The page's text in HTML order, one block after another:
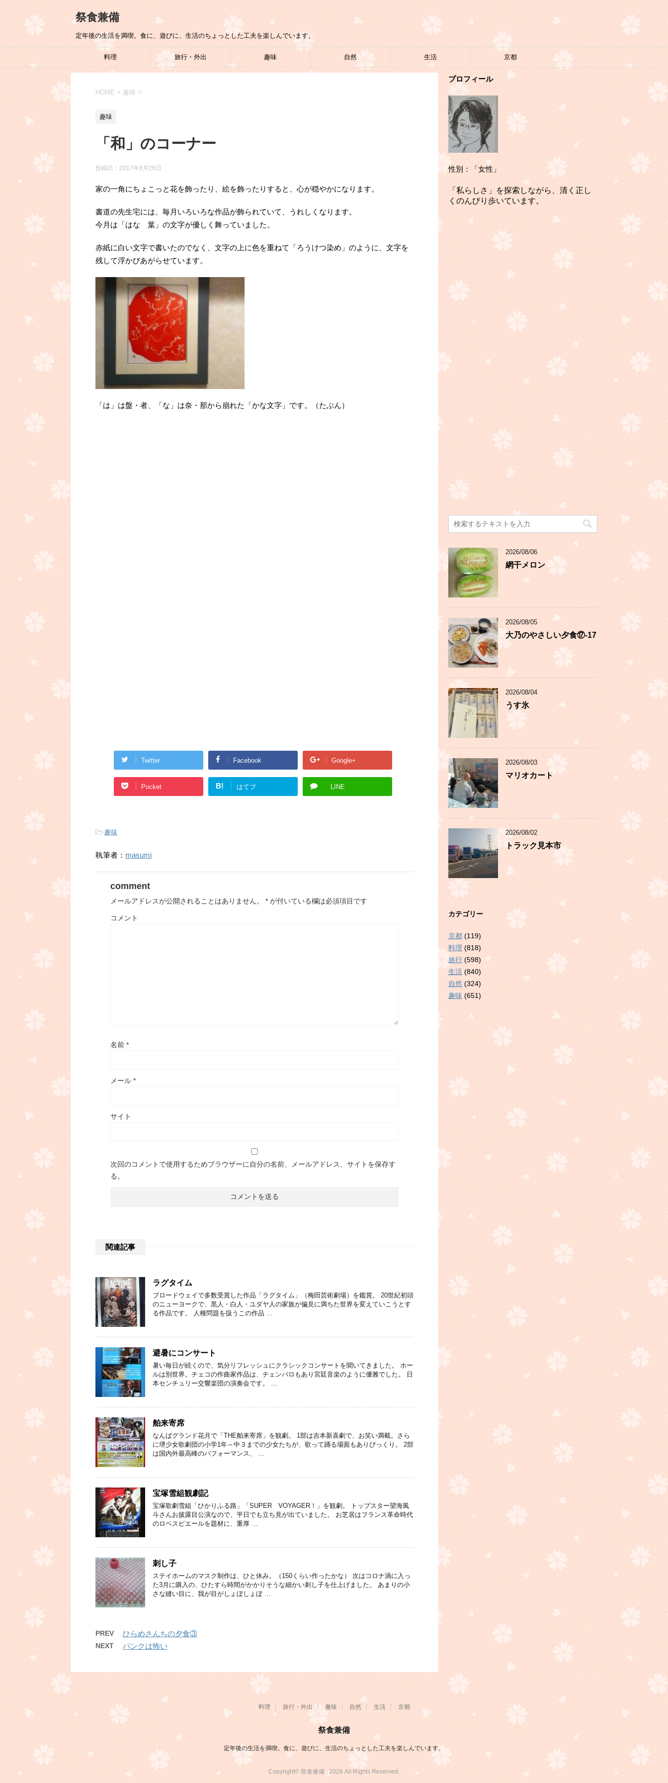
祭食兼備
定年後の生活を満喫。食に、遊びに、生活のちょっとした工夫を楽しんでいます。
料理 旅行・外出 趣味 自然 生活 京都
HOME > 趣味 >
趣味
「和」のコーナー
投稿日： 2017年8月26日
家の一角にちょこっと花を飾ったり、絵を飾ったりすると、心が穏やかになります。
書道の先生宅には、毎月いろいろな作品が飾られていて、うれしくなります。
今月は「はな 葉」の文字が優しく舞っていました。
赤紙に白い文字で書いたのでなく、文字の上に色を重ねて「ろうけつ染め」のように、文字を
残して浮かびあがらせています。
「は」は盤・者、「な」は奈・那から崩れた「かな文字」です。（たぶん）
Twitter Facebook Google+
Pocket B! はてブ LINE
-趣味
執筆者： masumi
comment
メールアドレスが公開されることはありません。 * が付いている欄は必須項目です
コメント
名前 *
メール *
サイト
次回のコメントで使用するためブラウザーに自分の名前、メールアドレス、サイトを保存す
る。
関連記事
ラグタイム
ブロードウェイで多数受賞した作品「ラグタイム」（梅田芸術劇場）を鑑賞。 20世紀初頭
のニューヨークで、黒人・白人・ユダヤ人の家族が偏見に満ちた世界を変えていこうとす
る作品です。 人種問題を扱うこの作品 …
避暑にコンサート
暑い毎日が続くので、気分リフレッシュにクラシックコンサートを聞いてきました。 ホー
ルは別世界。チェコの作曲家作品は、チェンバロもあり宮廷音楽のように優雅でした。 日
本センチュリー交響楽団の演奏会です。 …
舶来寄席
なんばグランド花月で「THE舶来寄席」を観劇。 1部は吉本新喜劇で、お笑い満載。さら
に堺少女歌劇団の小学1年～中３までの少女たちが、歌って踊る場面もありびっくり。 2部
は国内外最高峰のパフォーマンス、 …
宝塚雪組観劇記
宝塚歌劇雪組「ひかりふる路」「SUPER VOYAGER！」を観劇。 トップスター望海風
斗さんお披露目公演なので、平日でも立ち見が出ていました。 お芝居はフランス革命時代
のロベスピエールを題材に、重厚 …
刺し子
ステイホームのマスク制作は、ひと休み。（150くらい作ったかな） 次はコロナ渦に入っ
た3月に購入の、ひたすら時間がかかりそうな細かい刺し子を仕上げました。 あまりの小
さな縫い目に、我が目がしょぼしょぼ …
PREV ひらめさんちの夕食③
NEXT パンクは怖い
プロフィール
性別：「女性」
「私らしさ」を探索しながら、清く正し
くのんびり歩いています。
2026/08/06
網干メロン
2026/08/05
大乃のやさしい夕食⑰-17
2026/08/04
うす氷
2026/08/03
マリオカート
2026/08/02
トラック見本市
カテゴリー
京都 (119)
料理 (818)
旅行 (598)
生活 (840)
自然 (324)
趣味 (651)
料理 旅行・外出 趣味 自然 生活 京都
祭食兼備
定年後の生活を満喫。食に、遊びに、生活のちょっとした工夫を楽しんでいます。
Copyright© 祭食兼備 , 2026 All Rights Reserved.